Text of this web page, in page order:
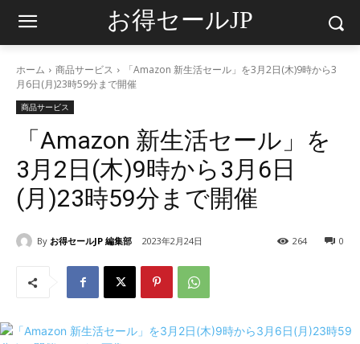
お得セールJP
ホーム 商品サービス
「Amazon 新生活セール」を3月2日(木)9時から3
月6日(月)23時59分まで開催
商品サービス
「Amazon 新生活セール」を
3月2日(木)9時から3月6日
(月)23時59分まで開催
By お得セールJP 編集部 2023年2月24日 0
264